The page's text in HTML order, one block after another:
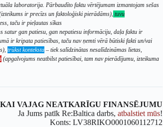
laboratorija. Pārbaudīto faktu vērtējumam izmantojam sešas
ir precīzs un faktoloģiski pierādāms), tuvu
taču ir pieļautas sīkas
satur gan patiesu, gan nepatiesu informāciju, daļa faktu ir
ir kripata patiesības, taču nav ņemti vērā būtiski fakti un/vai
trūkst konteksta – tiek salīdzinātas nesalīdzināmas lietas,
(apgalvojums neatbilst patiesībai, tam nav pierādījumu, izteikuma
VAJAG NEATKARĪGU FINANSĒJUMU
Ja Jums patīk Re:Baltica darbs, atbalstiet mūs!
Konts: LV38RIKO0001060112712